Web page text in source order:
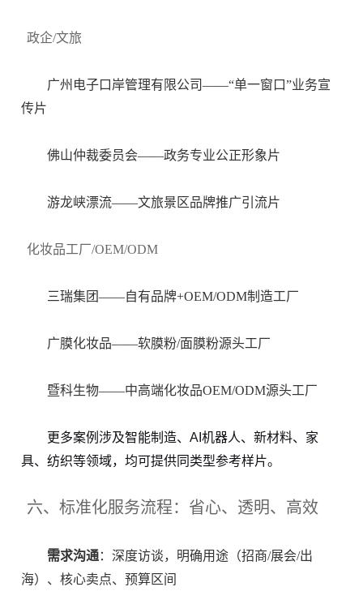
政企/文旅
广州电子口岸管理有限公司——“单一窗口”业务宣
传片
佛山仲裁委员会——政务专业公正形象片
游龙峡漂流——文旅景区品牌推广引流片
化妆品工厂/OEM/ODM
三瑞集团——自有品牌+OEM/ODM制造工厂
广膜化妆品——软膜粉/面膜粉源头工厂
暨科生物——中高端化妆品OEM/ODM源头工厂
更多案例涉及智能制造、AI机器人、新材料、家
具、纺织等领域，均可提供同类型参考样片。
六、标准化服务流程：省心、透明、高效
需求沟通：深度访谈，明确用途（招商/展会/出
海）、核心卖点、预算区间